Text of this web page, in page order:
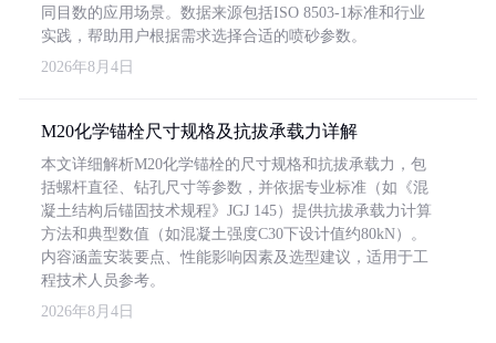
同目数的应用场景。数据来源包括ISO 8503-1标准和行业
实践，帮助用户根据需求选择合适的喷砂参数。
2026年8月4日
M20化学锚栓尺寸规格及抗拔承载力详解
本文详细解析M20化学锚栓的尺寸规格和抗拔承载力，包
括螺杆直径、钻孔尺寸等参数，并依据专业标准（如《混
凝土结构后锚固技术规程》JGJ 145）提供抗拔承载力计算
方法和典型数值（如混凝土强度C30下设计值约80kN）。
内容涵盖安装要点、性能影响因素及选型建议，适用于工
程技术人员参考。
2026年8月4日